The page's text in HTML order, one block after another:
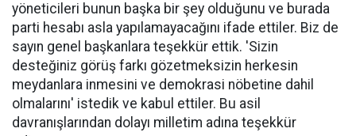
yöneticileri bunun başka bir şey olduğunu ve burada
parti hesabı asla yapılamayacağını ifade ettiler. Biz de
sayın genel başkanlara teşekkür ettik. 'Sizin
desteğiniz görüş farkı gözetmeksizin herkesin
meydanlara inmesini ve demokrasi nöbetine dahil
olmalarını' istedik ve kabul ettiler. Bu asil
davranışlarından dolayı milletim adına teşekkür